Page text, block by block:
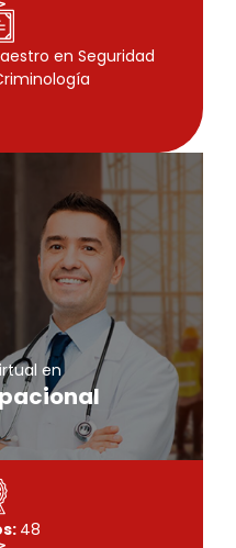
en Seguridad
en
48